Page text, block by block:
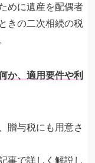
めに遺産を配偶者
きの二次相続の税
か、適用要件や利
贈与税にも用意さ
事で詳しく解説し